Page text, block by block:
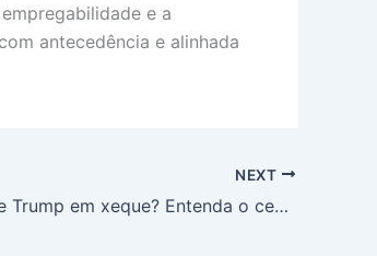
e a
antecedência e alinhada
NEXT
Powell no Fed: Presidente Trump em xeque? Entenda o cenário de ‘dois Papas’ no Banco Central Americano